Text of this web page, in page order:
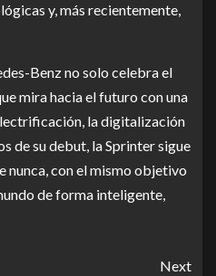
y, más recientemente,
Benz no solo celebra el
mira hacia el futuro con una
la digitalización
de su debut, la Sprinter sigue
nunca, con el mismo objetivo
de forma inteligente,
Next